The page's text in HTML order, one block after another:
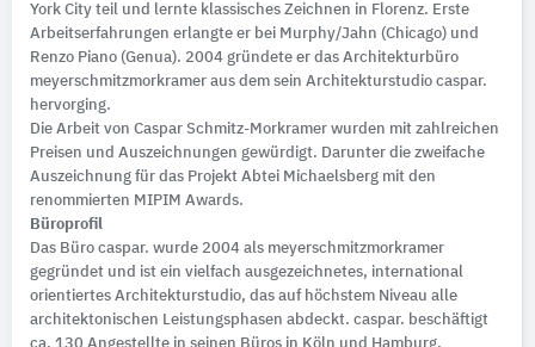
York City teil und lernte klassisches Zeichnen in Florenz. Erste
Arbeitserfahrungen erlangte er bei Murphy/Jahn (Chicago) und
Renzo Piano (Genua). 2004 gründete er das Architekturbüro
meyerschmitzmorkramer aus dem sein Architekturstudio caspar.
hervorging.
Die Arbeit von Caspar Schmitz-Morkramer wurden mit zahlreichen
Preisen und Auszeichnungen gewürdigt. Darunter die zweifache
Auszeichnung für das Projekt Abtei Michaelsberg mit den
renommierten MIPIM Awards.
Büroprofil
Das Büro caspar. wurde 2004 als meyerschmitzmorkramer
gegründet und ist ein vielfach ausgezeichnetes, international
orientiertes Architekturstudio, das auf höchstem Niveau alle
architektonischen Leistungsphasen abdeckt. caspar. beschäftigt
ca. 130 Angestellte in seinen Büros in Köln und Hamburg.